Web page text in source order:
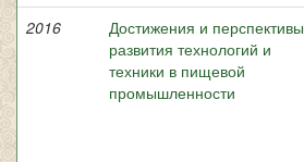
2016
Достижения и перспективы
развития технологий и
техники в пищевой
промышленности